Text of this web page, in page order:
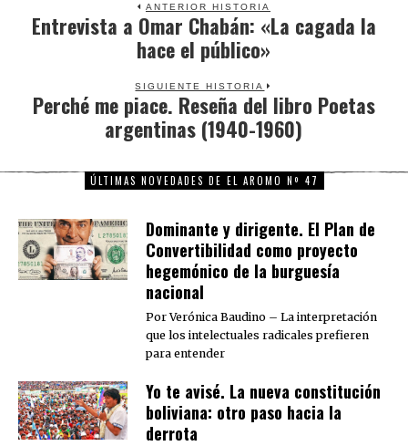
ANTERIOR HISTORIA
Previous
post:
Entrevista a Omar Chabán: «La cagada la
hace el público»
SIGUIENTE HISTORIA
Next
post:
Perché me piace. Reseña del libro Poetas
argentinas (1940-1960)
ÚLTIMAS NOVEDADES DE EL AROMO Nº 47
Dominante y dirigente. El Plan de
Convertibilidad como proyecto
hegemónico de la burguesía
nacional
Por Verónica Baudino – La interpretación
que los intelectuales radicales prefieren
para entender
Yo te avisé. La nueva constitución
boliviana: otro paso hacia la
derrota